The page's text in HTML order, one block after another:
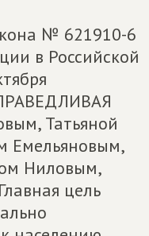
№ 621910-6
в Российской
Татьяной
Емельяновым,
Ниловым,
цель